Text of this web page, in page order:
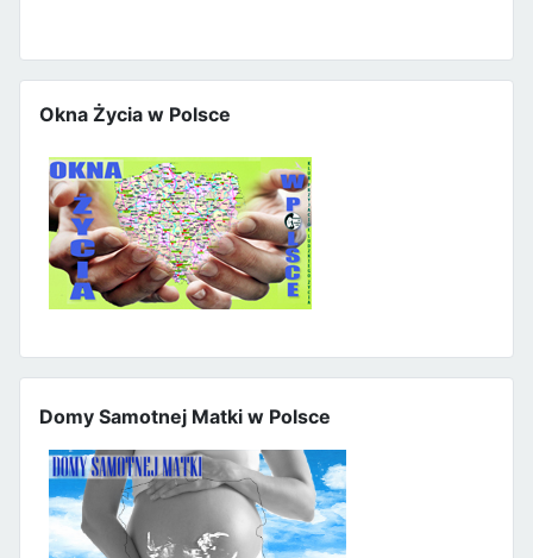
Okna Życia w Polsce
Domy Samotnej Matki w Polsce